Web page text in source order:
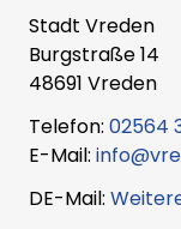
Stadt Vreden
Burgstraße 14
48691 Vreden
Telefon: 02564
E-Mail:
DE-Mail: